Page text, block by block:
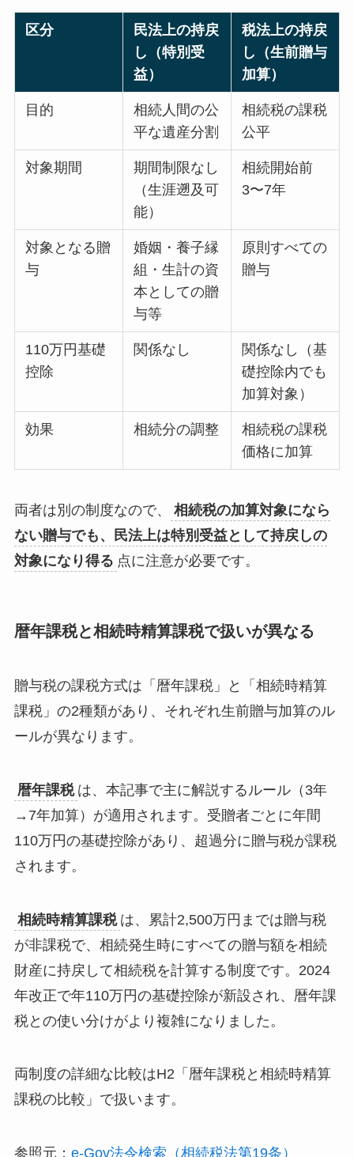
区分
民法上の持戻
し（特別受
益）
税法上の持戻
し（生前贈与
加算）
目的
相続人間の公
平な遺産分割
相続税の課税
公平
対象期間
期間制限なし
（生涯遡及可
能）
相続開始前
3〜7年
対象となる贈
与
婚姻・養子縁
組・生計の資
本としての贈
与等
原則すべての
贈与
110万円基礎
控除
関係なし
関係なし（基
礎控除内でも
加算対象）
効果 相続分の調整
相続税の課税
価格に加算
両者は別の制度なので、
相続税の加算対象になら
ない贈与でも、民法上は特別受益として持戻しの
対象になり得る 点に注意が必要です。
暦年課税と相続時精算課税で扱いが異なる
贈与税の課税方式は「暦年課税」と「相続時精算
課税」の2種類があり、それぞれ生前贈与加算のル
ールが異なります。
暦年課税 は、本記事で主に解説するルール（3年
→7年加算）が適用されます。受贈者ごとに年間
110万円の基礎控除があり、超過分に贈与税が課税
されます。
相続時精算課税 は、累計2,500万円までは贈与税
が非課税で、相続発生時にすべての贈与額を相続
財産に持戻して相続税を計算する制度です。2024
年改正で年110万円の基礎控除が新設され、暦年課
税との使い分けがより複雑になりました。
両制度の詳細な比較はH2「暦年課税と相続時精算
課税の比較」で扱います。
参照元： e-Gov法令検索（相続税法第19条）